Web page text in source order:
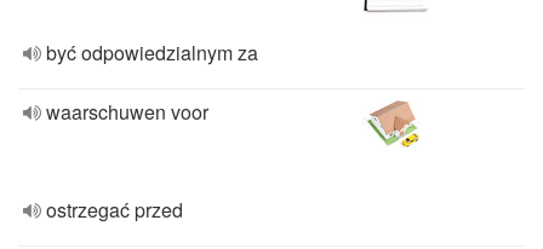
być odpowiedzialnym za
waarschuwen voor
ostrzegać przed